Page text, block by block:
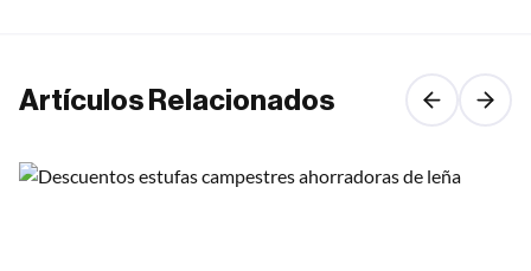
Artículos Relacionados